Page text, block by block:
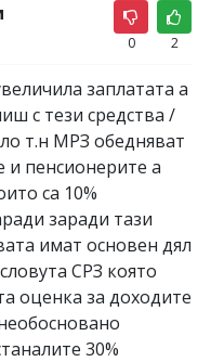
0 2
заплатата а
с тези средства /
т.н МРЗ обедняват
и пенсионерите а
са 10%
заради тази
имат основен дял
СРЗ която
оценка за доходите
30%